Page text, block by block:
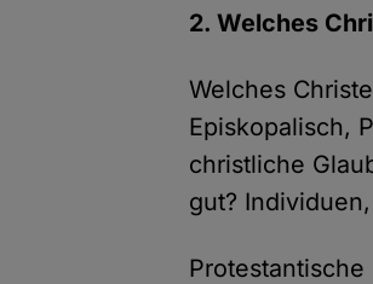
2. Welches
Welches
Episkopalisch,
christliche
gut?